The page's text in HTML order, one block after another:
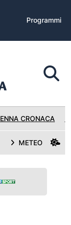
Programmi
CRONACA
METEO